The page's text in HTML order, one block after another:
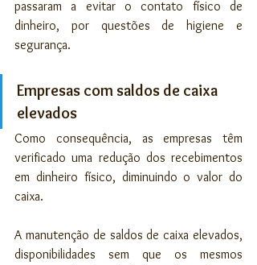
passaram a evitar o contato físico de
dinheiro, por questões de higiene e
segurança.
Empresas com saldos de caixa
elevados
Como consequência, as empresas têm
verificado uma redução dos recebimentos
em dinheiro físico, diminuindo o valor do
caixa.
A manutenção de saldos de caixa elevados,
disponibilidades sem que os mesmos